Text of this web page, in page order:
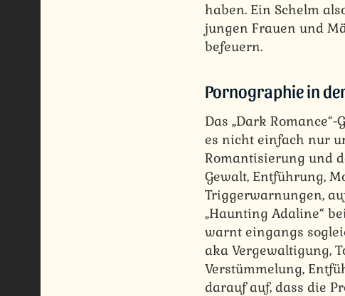
haben. Ein Schelm
jungen Frauen und
befeuern.
Pornographie in
Das „Dark
es nicht einfach nur
Romantisierung und
Gewalt, Entführung,
Triggerwarnungen,
„Haunting Adaline“
warnt eingangs
aka Vergewaltigung,
Verstümmelung,
darauf auf, dass die